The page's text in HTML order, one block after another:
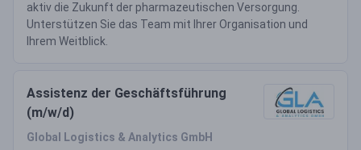
aktiv die Zukunft der pharmazeutischen Versorgung.
Unterstützen Sie das Team mit Ihrer Organisation und
Ihrem Weitblick.
Assistenz der Geschäftsführung
(m/w/d)
Global Logistics & Analytics GmbH